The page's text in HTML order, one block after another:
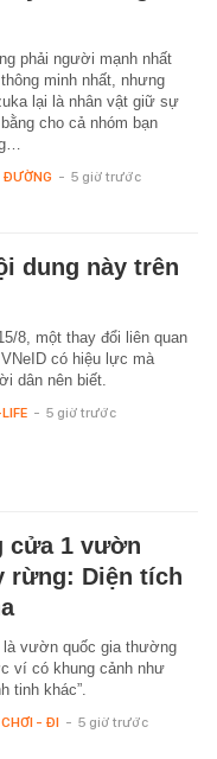
phải người mạnh nhất
minh nhất, nhưng
lại là nhân vật giữ sự
cho cả nhóm bạn
ĐƯỜNG - 5 giờ trước
dung này trên
8, một thay đổi liên quan
có hiệu lực mà
dân nên biết.
- 5 giờ trước
cửa 1 vườn
rừng: Diện tích
vườn quốc gia thường
ví có khung cảnh như
tinh khác”.
- ĐI - 5 giờ trước